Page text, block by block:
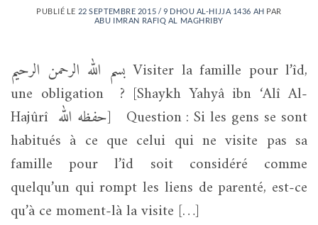
PUBLIÉ LE 22 SEPTEMBRE 2015 / 9 DHOU AL-HIJJA 1436 AH PAR
ABU IMRAN RAFIQ AL MAGHRIBY
بسم الله الرحمن الرحيم Visiter la famille pour l’îd,
une obligation ? [Shaykh Yahyâ ibn ‘Alî Al-
Hajûrî حفظه الله] Question : Si les gens se sont
habitués à ce que celui qui ne visite pas sa
famille pour l’îd soit considéré comme
quelqu’un qui rompt les liens de parenté, est-ce
qu’à ce moment-là la visite […]